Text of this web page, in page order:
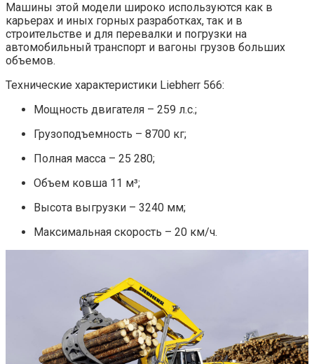
Машины этой модели широко используются как в
карьерах и иных горных разработках, так и в
строительстве и для перевалки и погрузки на
автомобильный транспорт и вагоны грузов больших
объемов.
Технические характеристики Liebherr 566:
Мощность двигателя – 259 л.с.;
Грузоподъемность – 8700 кг;
Полная масса – 25 280;
Объем ковша 11 м³;
Высота выгрузки – 3240 мм;
Максимальная скорость – 20 км/ч.